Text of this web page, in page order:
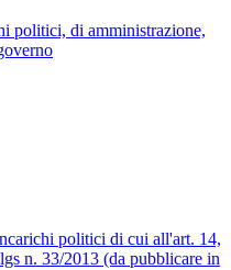
politici, di amministrazione,
politici di cui all'art. 14,
n. 33/2013 (da pubblicare in